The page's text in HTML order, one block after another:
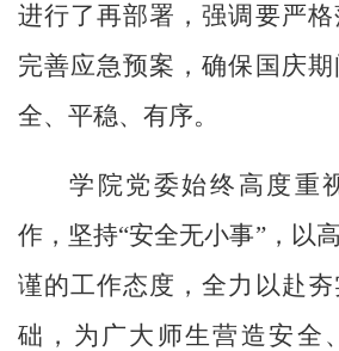
进行了再部署，强调要严格
完善应急预案，确保国庆
全、平稳、有序。
学院党委始终高度重
作，坚持“安全无小事”，以
谨的工作态度，全力以赴
础，为广大师生营造安全